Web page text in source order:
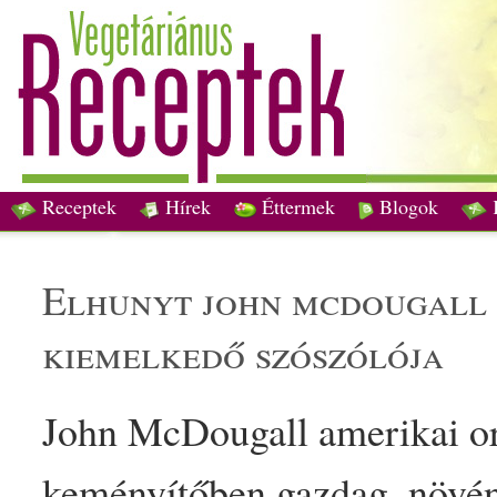
Receptek Hírek Éttermek Blogok
elhunyt john
kiemelkedő szószólója
John McDougall amerikai